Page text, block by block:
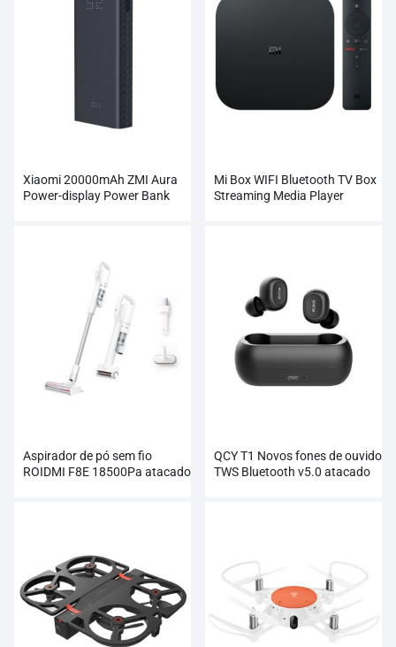
Xiaomi 20000mAh ZMI Aura
Power-display Power Bank
Mi Box WIFI Bluetooth TV Box
Streaming Media Player
Aspirador de pó sem fio
ROIDMI F8E 18500Pa atacado
QCY T1 Novos fones de ouvido
TWS Bluetooth v5.0 atacado